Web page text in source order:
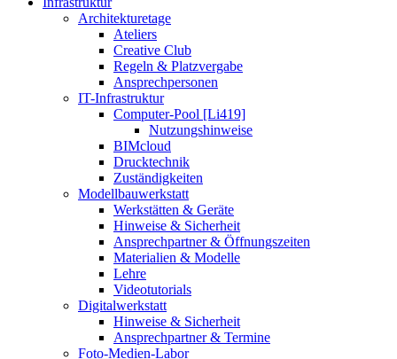
Architekturetage
Ateliers
Creative Club
Regeln & Platzvergabe
Ansprechpersonen
IT-Infrastruktur
Computer-Pool [Li419]
Nutzungshinweise
BIMcloud
Drucktechnik
Zuständigkeiten
Modellbauwerkstatt
Werkstätten & Geräte
Hinweise & Sicherheit
Ansprechpartner & Öffnungszeiten
Materialien & Modelle
Lehre
Videotutorials
Digitalwerkstatt
Hinweise & Sicherheit
Ansprechpartner & Termine
Foto-Medien-Labor